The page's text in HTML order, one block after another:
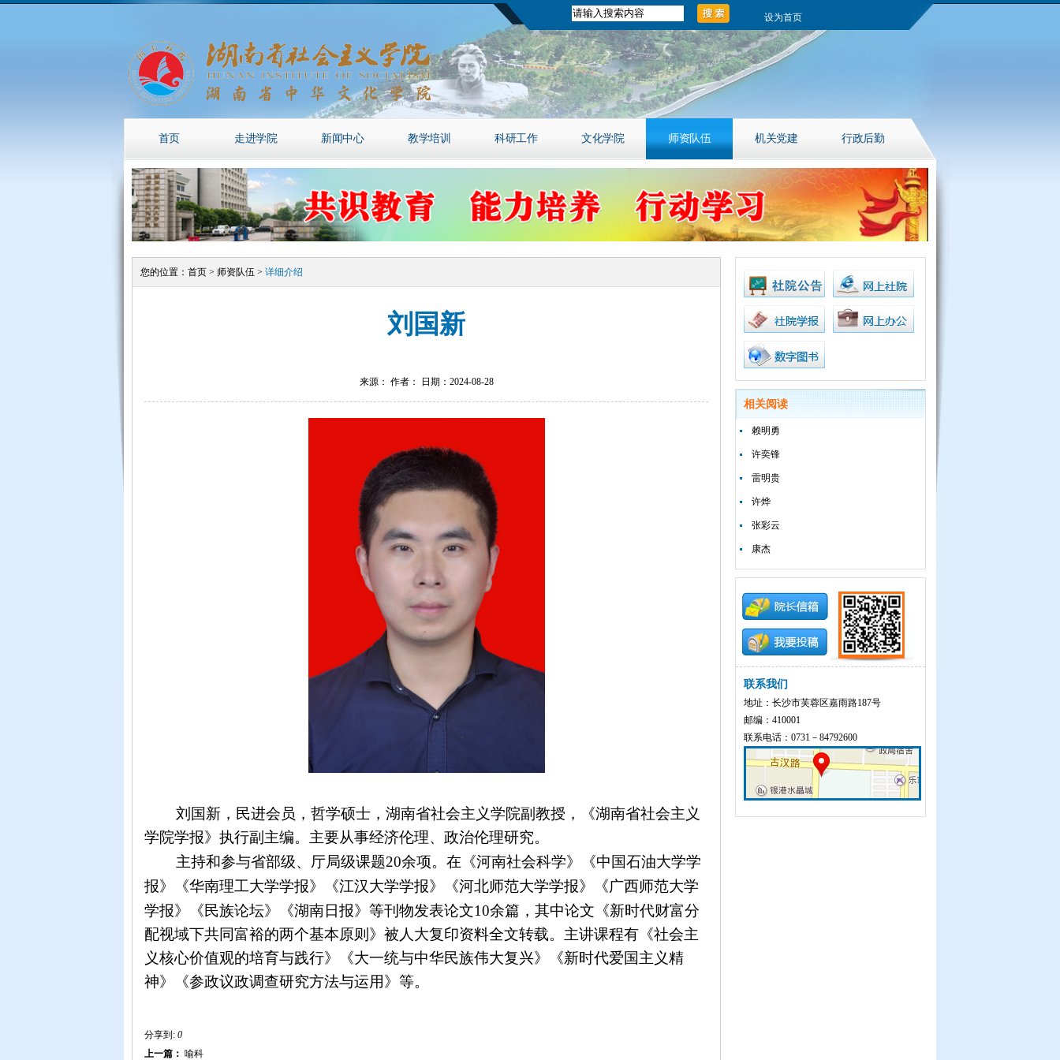
设为首页
首页 走进学院 新闻中心 教学培训 科研工作 文化学院 师资队伍 机关党建 行政后勤
您的位置： 首页 > 师资队伍 > 详细介绍
刘国新
来源： 作者： 日期：2024-08-28
刘国新，民进会员，哲学硕士，湖南省社会主义学院副教授，《湖南省社会主义
学院学报》执行副主编。主要从事经济伦理、政治伦理研究。
主持和参与省部级、厅局级课题20余项。在《河南社会科学》《中国石油大学学
报》《华南理工大学学报》《江汉大学学报》《河北师范大学学报》《广西师范大学
学报》《民族论坛》《湖南日报》等刊物发表论文10余篇， 其中论文《新时代财富分
配视域下共同富裕的两个基本原则》 被人大复印资料全文转载。 主讲课程有 《社会主
义核心价值观的培育与践行》《大一统与中华民族伟大复兴》《新时代爱国主义精
神》《参政议政调查研究方法与运用》等。
分享到: 0
上一篇： 喻科
相关阅读
赖明勇
许奕锋
雷明贵
许烨
张彩云
康杰
联系我们
地址：长沙市芙蓉区嘉雨路187号
邮编：410001
联系电话：0731－84792600